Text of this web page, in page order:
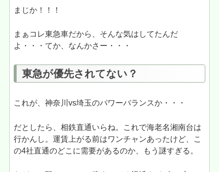
まじか！！！
まぁコレ東急車だから、そんな気はしてたんだ
よ・・・てか、なんかさー・・・
東急が優先されてない？
これが、神奈川vs埼玉のパワーバランスか・・・
だとしたら、相鉄直通いらね。これで海老名湘南台は
行かんし。運賃上がる前はワンチャンあったけど、こ
の4社直通のどこに需要があるのか、もう謎すぎる。